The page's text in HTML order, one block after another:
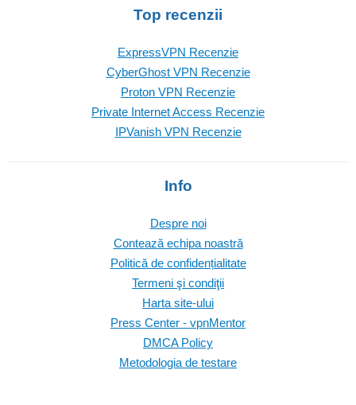
Top recenzii
ExpressVPN Recenzie
CyberGhost VPN Recenzie
Proton VPN Recenzie
Private Internet Access Recenzie
IPVanish VPN Recenzie
Info
Despre noi
Contează echipa noastră
Politică de confidențialitate
Termeni şi condiţii
Harta site-ului
Press Center - vpnMentor
DMCA Policy
Metodologia de testare